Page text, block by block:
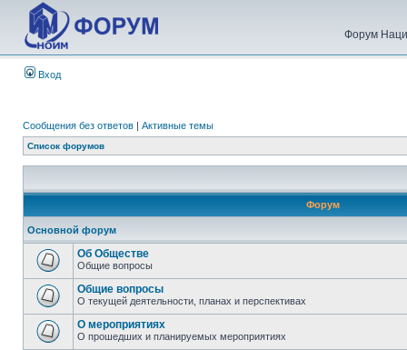
Форум
Вход
Сообщения без ответов | Активные темы
Список форумов
Форум
Основной форум
Об Обществе
Общие вопросы
Общие вопросы
О текущей деятельности, планах и перспективах
О мероприятиях
О прошедших и планируемых мероприятиях